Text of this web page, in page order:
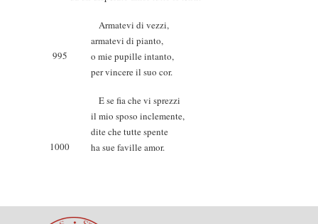
Armatevi di vezzi,
armatevi di pianto,
995
o mie pupille intanto,
per vincere il suo cor.
E se fia che vi sprezzi
il mio sposo inclemente,
dite che tutte spente
1000
ha sue faville amor.